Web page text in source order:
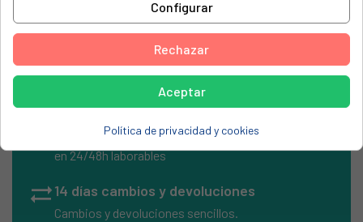
Manguito cuba a bomba lavadora LG 4738EN3001A
local_shippingEnvíos Express
Entrega rápida en península
en 24/48h laborables
sync_alt14 días cambios y devoluciones
Cambios y devoluciones sencillos.
Configurar
Rechazar
Aceptar
Política de privacidad y cookies